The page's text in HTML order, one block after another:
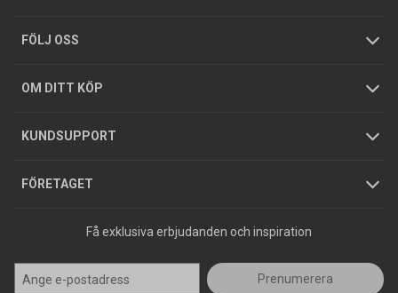
FÖLJ OSS
OM DITT KÖP
Integritetspolicy
GDPR
KUNDSUPPORT
Foldrar och kataloger
Köpguider
Varumärken
FÖRETAGET
Tjänster
Hållbarhet
Jobba hos oss
Press
Få exklusiva erbjudanden och inspiration
Prenumerera